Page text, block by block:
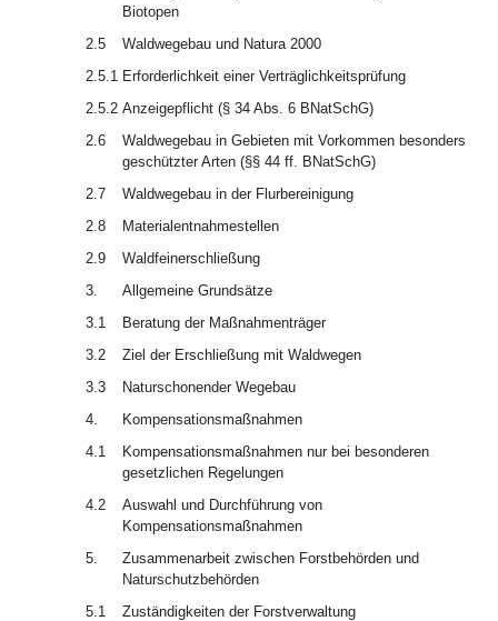
Biotopen
2.5
Waldwegebau und Natura 2000
2.5.1 Erforderlichkeit einer Verträglichkeitsprüfung
2.5.2 Anzeigepflicht (§ 34 Abs. 6 BNatSchG)
2.6
Waldwegebau in Gebieten mit Vorkommen besonders
geschützter Arten (§§ 44 ff. BNatSchG)
2.7
Waldwegebau in der Flurbereinigung
2.8
Materialentnahmestellen
2.9
Waldfeinerschließung
3.
Allgemeine Grundsätze
3.1
Beratung der Maßnahmenträger
3.2
Ziel der Erschließung mit Waldwegen
3.3
Naturschonender Wegebau
4.
Kompensationsmaßnahmen
4.1
Kompensationsmaßnahmen nur bei besonderen
gesetzlichen Regelungen
4.2
Auswahl und Durchführung von
Kompensationsmaßnahmen
5.
Zusammenarbeit zwischen Forstbehörden und
Naturschutzbehörden
5.1
Zuständigkeiten der Forstverwaltung